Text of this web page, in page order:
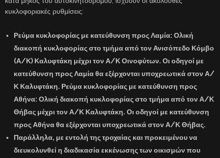
κυκλοφοριακές ρυθμίσεις:
Ρεύμα κυκλοφορίας με κατεύθυνση προς Λαμία: Ολική
διακοπή κυκλοφορίας στο τμήμα από τον Ανισόπεδο Κόμβο
(Α/Κ) Καλυφτάκη μέχρι τον Α/Κ Οινοφύτων. Οι οδηγοί με
κατεύθυνση προς Λαμία θα εξέρχονται υποχρεωτικά στον Α/
Κ Καλυφτάκη. Ρεύμα κυκλοφορίας με κατεύθυνση προς
Αθήνα: Ολική διακοπή κυκλοφορίας στο τμήμα από τον Α/Κ
Θήβας μέχρι τον Α/Κ Καλυφτάκη. Οι οδηγοί με κατεύθυνση
προς Αθήνα θα εξέρχονται υποχρεωτικά στον Α/Κ Θήβας.
Παράλληλα, με εντολή τηςτροχαίας και προκειμένου να
διευκολυνθεί η διαδικασία εκκένωσης των οικισμών που